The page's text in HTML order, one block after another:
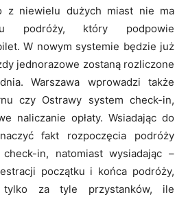
z niewielu dużych miast nie ma
podróży, który podpowie
W nowym systemie będzie już
jednorazowe zostaną rozliczone
Warszawa wprowadzi także
czy Ostrawy system check-in,
naliczanie opłaty. Wsiadając do
fakt rozpoczęcia podróży
in, natomiast wysiadając –
początku i końca podróży,
tylko za tyle przystanków, ile